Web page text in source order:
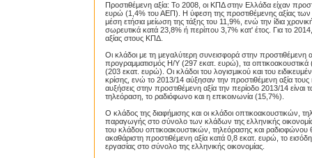
Πρoστιθέμενη αξία: Το 2008, οι ΚΠΔ στην Ελλάδα είχαν
ευρώ (1,4% του ΑΕΠ). Η ύφεση της προστιθέμενης αξίας
μέση ετήσια μείωση της τάξης του 11,9%, ενώ την ίδια
σωρευτικά κατά 23,8% ή περίπου 3,7% κατ' έτος. Για το
αξίας στους ΚΠΔ.
Οι κλάδοι με τη μεγαλύτερη συνεισφορά στην προστιθέμενη
προγραμματισμός Η/Υ (297 εκατ. ευρώ), τα
(203 εκατ. ευρώ). Οι κλάδοι του λογισμικού και του
κρίσης, ενώ το 2013/14 αύξησαν την προστιθέμενη αξία
αυξήσεις στην προστιθέμενη αξία την περίοδο 2013/14 είναι
τηλεόραση, το ραδιόφωνο και η επικοινωνία (15,7%).
Ο κλάδος της διαφήμισης και οι κλάδοι οπτικοακουστικών,
παραγωγής στο σύνολο των κλάδων της ελληνικής
του κλάδου οπτικοακουστικών, τηλεόρασης και
ακαθάριστη προστιθέμενη αξία κατά 0,8 εκατ. ευρώ, το
εργασίας στο σύνολο της ελληνικής οικονομίας.